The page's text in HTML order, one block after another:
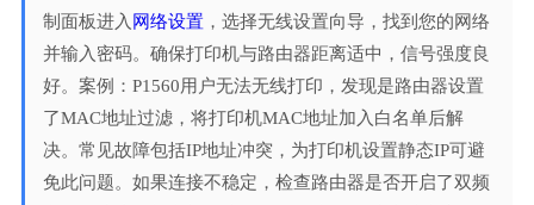
制面板进入 网络设置，选择无线设置向导，找到您的网络
并输入密码。确保打印机与路由器距离适中，信号强度良
好。案例：P1560用户无法无线打印，发现是路由器设置
了MAC地址过滤，将打印机MAC地址加入白名单后解
决。常见故障包括IP地址冲突，为打印机设置静态IP可避
免此问题。如果连接不稳定，检查路由器是否开启了双频